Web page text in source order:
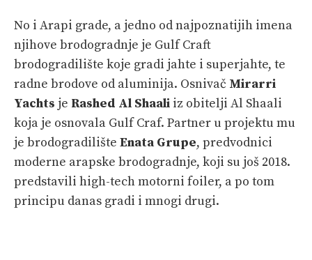
No i Arapi grade, a jedno od najpoznatijih imena
njihove brodogradnje je Gulf Craft
brodogradilište koje gradi jahte i superjahte, te
radne brodove od aluminija. Osnivač Mirarri
Yachts je Rashed Al Shaali iz obitelji Al Shaali
koja je osnovala Gulf Craf. Partner u projektu mu
je brodogradilište Enata Grupe, predvodnici
moderne arapske brodogradnje, koji su još 2018.
predstavili high-tech motorni foiler, a po tom
principu danas gradi i mnogi drugi.